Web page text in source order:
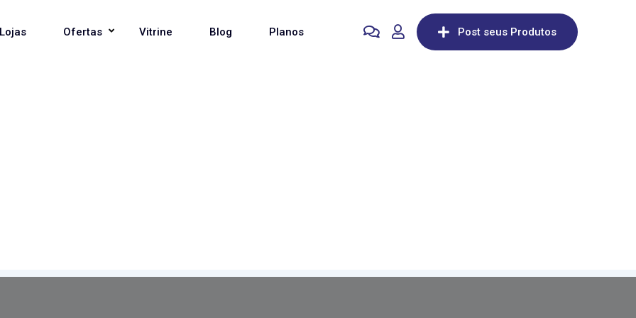
Lojas Ofertas Vitrine Blog Planos Post seus Produtos